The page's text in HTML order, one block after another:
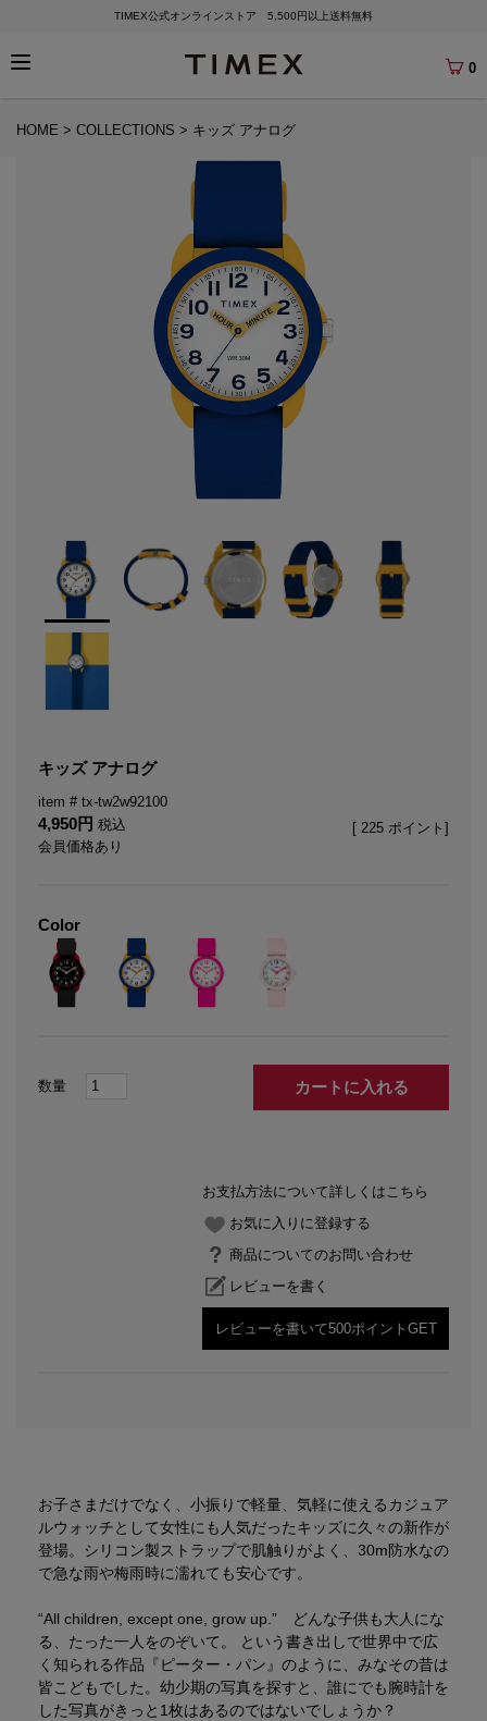
TIMEX公式オンラインストア 5,500円以上送料無料
0
HOME COLLECTIONS キッズ アナログ
キッズ アナログ
tx-tw2w92100
4,950
税込
会員価格あり
[ 225 ポイント]
Color
カートに入れる
お支払方法について詳しくはこちら
お気に入りに登録する
商品についてのお問い合わせ
レビューを書く
レビューを書いて500ポイントGET
お子さまだけでなく、小振りで軽量、気軽に使えるカジュア
ルウォッチとして女性にも人気だったキッズに久々の新作が
登場。シリコン製ストラップで肌触りがよく、30m防水なの
で急な雨や梅雨時に濡れても安心です。
“All children, except one, grow up.” どんな子供も大人にな
る、たった一人をのぞいて。 という書き出しで世界中で広
く知られる作品『ピーター・パン』のように、みなその昔は
皆こどもでした。幼少期の写真を探すと、誰にでも腕時計を
した写真がきっと1枚はあるのではないでしょうか？